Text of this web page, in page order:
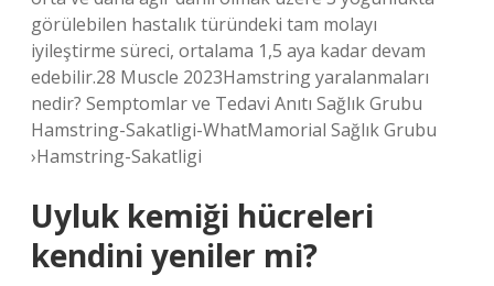
görülebilen hastalık türündeki tam molayı
iyileştirme süreci, ortalama 1,5 aya kadar devam
edebilir.28 Muscle 2023Hamstring yaralanmaları
nedir? Semptomlar ve Tedavi Anıtı Sağlık Grubu
Hamstring-Sakatligi-WhatMamorial Sağlık Grubu
›Hamstring-Sakatligi
Uyluk kemiği hücreleri
kendini yeniler mi?